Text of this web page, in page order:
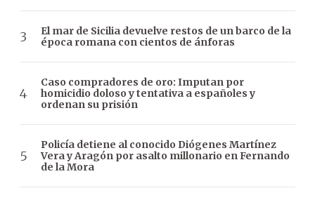
El mar de Sicilia devuelve restos de un barco de la
época romana con cientos de ánforas
Caso compradores de oro: Imputan por
homicidio doloso y tentativa a españoles y
ordenan su prisión
Policía detiene al conocido Diógenes Martínez
Vera y Aragón por asalto millonario en Fernando
de la Mora